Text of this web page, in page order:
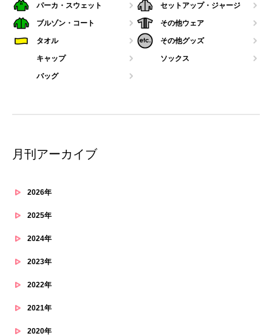
パーカ・スウェット セットアップ・ジャージ
ブルゾン・コート その他ウェア
タオル その他グッズ
キャップ ソックス
バッグ
月刊アーカイブ
2026年
2025年
2024年
2023年
2022年
2021年
2020年